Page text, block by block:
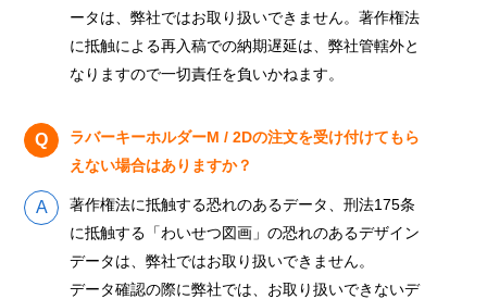
ータは、弊社ではお取り扱いできません。著作権法
に抵触による再入稿での納期遅延は、弊社管轄外と
なりますので一切責任を負いかねます。
ラバーキーホルダーM / 2Dの注文を受け付けてもら
えない場合はありますか？
著作権法に抵触する恐れのあるデータ、刑法175条
に抵触する「わいせつ図画」の恐れのあるデザイン
データは、弊社ではお取り扱いできません。
データ確認の際に弊社では、お取り扱いできないデ